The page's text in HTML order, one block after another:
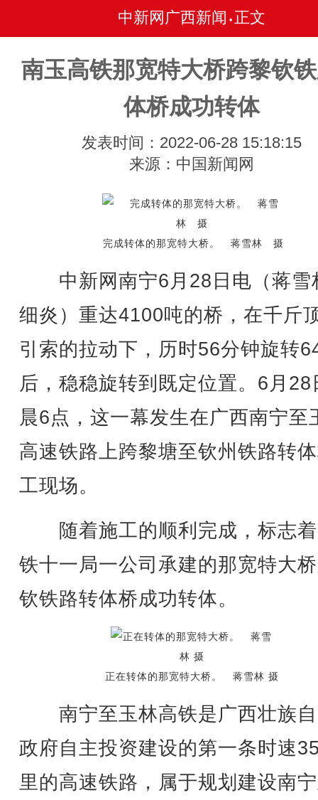
中新网广西新闻 • 正文
南玉高铁那宽特大桥跨黎钦
体桥成功转体
发表时间：2022-06-28 15:18:15
来源：中国新闻网
完成转体的那宽特大桥。 蒋雪林 摄
中新网南宁6月28日电（蒋雪
细炎）重达4100吨的桥，在千斤
引索的拉动下，历时56分钟旋转
后，稳稳旋转到既定位置。6月28
晨6点，这一幕发生在广西南宁至
高速铁路上跨黎塘至钦州铁路转
工现场。
随着施工的顺利完成，标志
铁十一局一公司承建的那宽特大
钦铁路转体桥成功转体。
正在转体的那宽特大桥。 蒋雪林 摄
南宁至玉林高铁是广西壮族
政府自主投资建设的第一条时速
里的高速铁路，属于规划建设南